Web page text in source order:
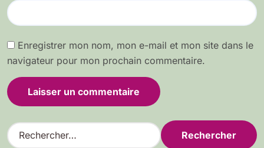
Enregistrer mon nom, mon e-mail et mon site dans le
navigateur pour mon prochain commentaire.
R
e